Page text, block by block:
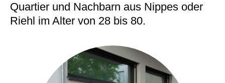
Quartier und Nachbarn aus Nippes oder
Riehl im Alter von 28 bis 80.